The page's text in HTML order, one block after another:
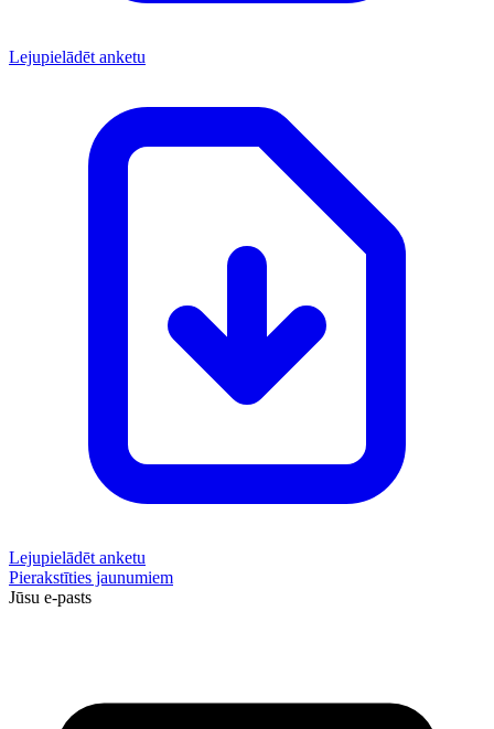
Lejupielādēt anketu
Lejupielādēt anketu
Pierakstīties jaunumiem
Jūsu e-pasts